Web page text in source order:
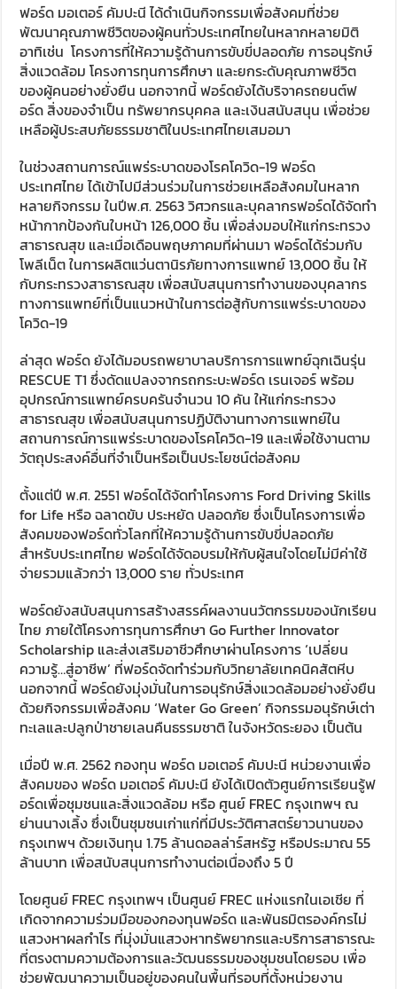
ฟอร์ด มอเตอร์ คัมปะนี ได้ดำเนินกิจกรรมเพื่อสังคมที่ช่วย
พัฒนาคุณภาพชีวิตของผู้คนทั่วประเทศไทยในหลากหลายมิติ
อาทิเช่น โครงการที่ให้ความรู้ด้านการขับขี่ปลอดภัย การอนุรักษ์
สิ่งแวดล้อม โครงการทุนการศึกษา และยกระดับคุณภาพชีวิต
ของผู้คนอย่างยั่งยืน นอกจากนี้ ฟอร์ดยังได้บริจาครถยนต์ฟ
อร์ด สิ่งของจำเป็น ทรัพยากรบุคคล และเงินสนับสนุน เพื่อช่วย
เหลือผู้ประสบภัยธรรมชาติในประเทศไทยเสมอมา
ในช่วงสถานการณ์แพร่ระบาดของโรคโควิด-19 ฟอร์ด
ประเทศไทย ได้เข้าไปมีส่วนร่วมในการช่วยเหลือสังคมในหลาก
หลายกิจกรรม ในปีพ.ศ. 2563 วิศวกรและบุคลากรฟอร์ดได้จัดทำ
หน้ากากป้องกันใบหน้า 126,000 ชิ้น เพื่อส่งมอบให้แก่กระทรวง
สาธารณสุข และเมื่อเดือนพฤษภาคมที่ผ่านมา ฟอร์ดได้ร่วมกับ
โพลีเน็ต ในการผลิตแว่นตานิรภัยทางการแพทย์ 13,000 ชิ้น ให้
กับกระทรวงสาธารณสุข เพื่อสนับสนุนการทำงานของบุคลากร
ทางการแพทย์ที่เป็นแนวหน้าในการต่อสู้กับการแพร่ระบาดของ
โควิด-19
ล่าสุด ฟอร์ด ยังได้มอบรถพยาบาลบริการการแพทย์ฉุกเฉินรุ่น
RESCUE T1 ซึ่งดัดแปลงจากรถกระบะฟอร์ด เรนเจอร์ พร้อม
อุปกรณ์การแพทย์ครบครันจำนวน 10 คัน ให้แก่กระทรวง
สาธารณสุข เพื่อสนับสนุนการปฏิบัติงานทางการแพทย์ใน
สถานการณ์การแพร่ระบาดของโรคโควิด-19 และเพื่อใช้งานตาม
วัตถุประสงค์อื่นที่จำเป็นหรือเป็นประโยชน์ต่อสังคม
ตั้งแต่ปี พ.ศ. 2551 ฟอร์ดได้จัดทำโครงการ Ford Driving Skills
for Life หรือ ฉลาดขับ ประหยัด ปลอดภัย ซึ่งเป็นโครงการเพื่อ
สังคมของฟอร์ดทั่วโลกที่ให้ความรู้ด้านการขับขี่ปลอดภัย
สำหรับประเทศไทย ฟอร์ดได้จัดอบรมให้กับผู้สนใจโดยไม่มีค่าใช้
จ่ายรวมแล้วกว่า 13,000 ราย ทั่วประเทศ
ฟอร์ดยังสนับสนุนการสร้างสรรค์ผลงานนวัตกรรมของนักเรียน
ไทย ภายใต้โครงการทุนการศึกษา Go Further Innovator
Scholarship และส่งเสริมอาชีวศึกษาผ่านโครงการ ‘เปลี่ยน
ความรู้…สู่อาชีพ’ ที่ฟอร์ดจัดทำร่วมกับวิทยาลัยเทคนิคสัตหีบ
นอกจากนี้ ฟอร์ดยังมุ่งมั่นในการอนุรักษ์สิ่งแวดล้อมอย่างยั่งยืน
ด้วยกิจกรรมเพื่อสังคม ‘Water Go Green’ กิจกรรมอนุรักษ์เต่า
ทะเลและปลูกป่าชายเลนคืนธรรมชาติ ในจังหวัดระยอง เป็นต้น
เมื่อปี พ.ศ. 2562 กองทุน ฟอร์ด มอเตอร์ คัมปะนี หน่วยงานเพื่อ
สังคมของ ฟอร์ด มอเตอร์ คัมปะนี ยังได้เปิดตัวศูนย์การเรียนรู้ฟ
อร์ดเพื่อชุมชนและสิ่งแวดล้อม หรือ ศูนย์ FREC กรุงเทพฯ ณ
ย่านนางเลิ้ง ซึ่งเป็นชุมชนเก่าแก่ที่มีประวัติศาสตร์ยาวนานของ
กรุงเทพฯ ด้วยเงินทุน 1.75 ล้านดอลล่าร์สหรัฐ หรือประมาณ 55
ล้านบาท เพื่อสนับสนุนการทำงานต่อเนื่องถึง 5 ปี
โดยศูนย์ FREC กรุงเทพฯ เป็นศูนย์ FREC แห่งแรกในเอเชีย ที่
เกิดจากความร่วมมือของกองทุนฟอร์ด และพันธมิตรองค์กรไม่
แสวงหาผลกำไร ที่มุ่งมั่นแสวงหาทรัพยากรและบริการสาธารณะ
ที่ตรงตามความต้องการและวัฒนธรรมของชุมชนโดยรอบ เพื่อ
ช่วยพัฒนาความเป็นอยู่ของคนในพื้นที่รอบที่ตั้งหน่วยงาน